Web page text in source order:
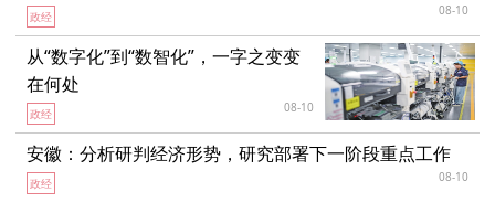
政经 08-10
从“数字化”到“数智化”，一字之变变
在何处
政经 08-10
安徽：分析研判经济形势，研究部署下一阶段重点工作
政经 08-10